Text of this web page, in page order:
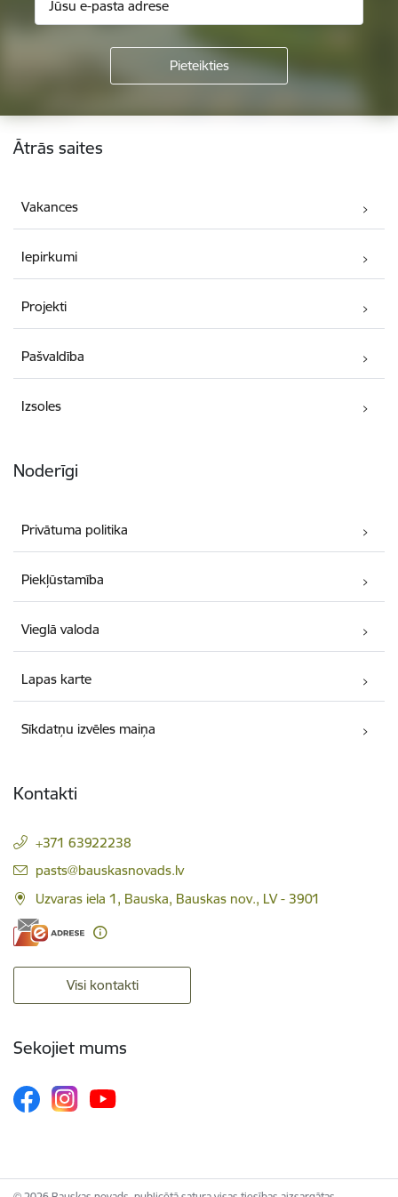
Kājene
Ātrās saites
Vakances
Iepirkumi
Projekti
Pašvaldība
Izsoles
Noderīgi
Privātuma politika
Piekļūstamība
Vieglā valoda
Lapas karte
Sīkdatņu izvēles maiņa
Kontakti
+371 63922238
E-pasts:
pasts@bauskasnovads.lv
Uzvaras iela 1, Bauska, Bauskas nov., LV - 3901
Visi kontakti
Sekojiet mums